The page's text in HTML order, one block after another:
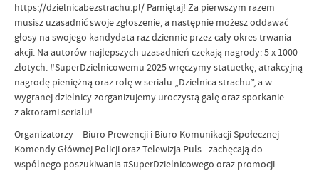
https://dzielnicabezstrachu.pl/ Pamiętaj! Za pierwszym razem
musisz uzasadnić swoje zgłoszenie, a następnie możesz oddawać
głosy na swojego kandydata raz dziennie przez cały okres trwania
akcji. Na autorów najlepszych uzasadnień czekają nagrody: 5 x 1000
złotych. #SuperDzielnicowemu 2025 wręczymy statuetkę, atrakcyjną
nagrodę pieniężną oraz rolę w serialu „Dzielnica strachu”, a w
wygranej dzielnicy zorganizujemy uroczystą galę oraz spotkanie
z aktorami serialu!
Organizatorzy – Biuro Prewencji i Biuro Komunikacji Społecznej
Komendy Głównej Policji oraz Telewizja Puls - zachęcają do
wspólnego poszukiwania #SuperDzielnicowego oraz promocji